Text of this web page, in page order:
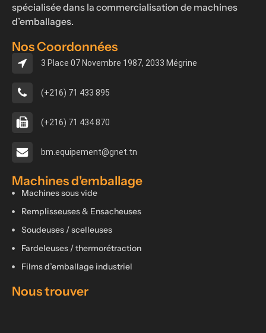
spécialisée dans la commercialisation de machines
d’emballages.
Nos Coordonnées
3 Place 07 Novembre 1987, 2033 Mégrine
(+216) 71 433 895
(+216) 71 434 870
bm.equipement@gnet.tn
Machines d'emballage
Machines sous vide
Remplisseuses & Ensacheuses
Soudeuses / scelleuses
Fardeleuses / thermorétraction
Films d’emballage industriel
Nous trouver